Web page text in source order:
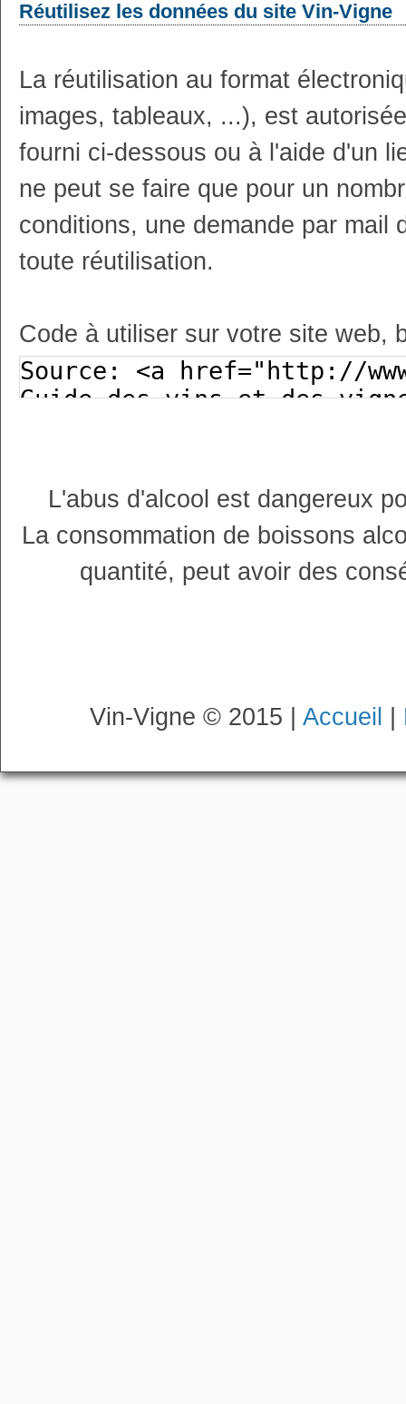
Réutilisez les données du site Vin-Vigne
La réutilisation au format
images, tableaux, ...), est
fourni ci-dessous ou à l'aide d'un
ne peut se faire que pour un
conditions, une demande par mail
toute réutilisation.
Code à utiliser sur votre site web,
L'abus d'alcool est dangereux
La consommation de boissons
quantité, peut avoir des
Vin-Vigne © 2015 | Accueil